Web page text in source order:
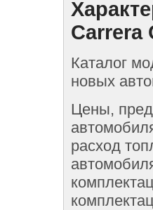
Carrera
Каталог
новых
Цены,
расход